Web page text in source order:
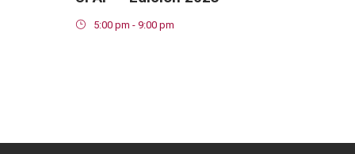
5:00 pm - 9:00 pm